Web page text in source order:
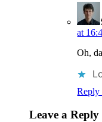
at
Oh,
Reply
Leave a Reply